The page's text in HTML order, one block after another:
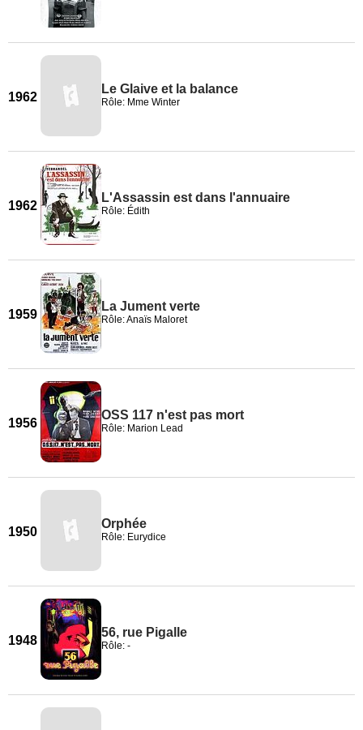
1962
Le Glaive et la balance
Rôle: Mme Winter
1962
L'Assassin est dans l'annuaire
Rôle: Édith
1959
La Jument verte
Rôle: Anaïs Maloret
1956
OSS 117 n'est pas mort
Rôle: Marion Lead
1950
Orphée
Rôle: Eurydice
1948
56, rue Pigalle
Rôle: -